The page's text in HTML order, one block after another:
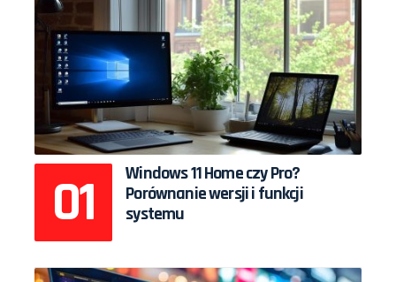
Windows 11 Home czy Pro?
Porównanie wersji i funkcji
systemu